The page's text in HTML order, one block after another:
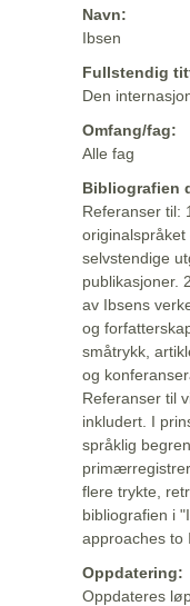
Navn:
Ibsen
Fullstendig
Den
Omfang/fag:
Alle fag
Bibliografien
Referanser til:
originalspråket
selvstendige
publikasjoner.
av Ibsens
og
småtrykk,
og
Referanser til
inkludert. I
språklig
flere trykte,
bibliografien i
approaches to
Oppdatering:
Oppdateres